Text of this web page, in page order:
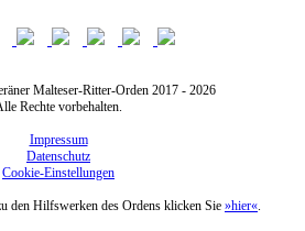
Malteser-Ritter-Orden 2017 - 2026
Rechte vorbehalten.
Impressum
Datenschutz
Cookie-Einstellungen
den Hilfswerken des Ordens klicken Sie »hier«